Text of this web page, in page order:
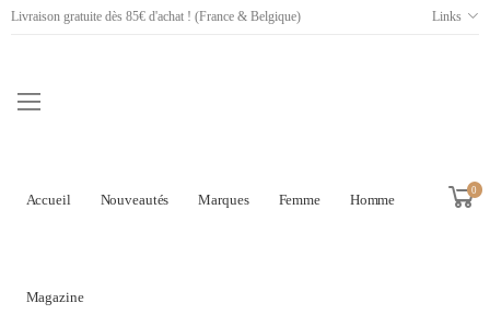
Livraison gratuite dès 85€ d'achat ! (France & Belgique) Links
Accueil Nouveautés Marques Femme Homme
Magazine
0